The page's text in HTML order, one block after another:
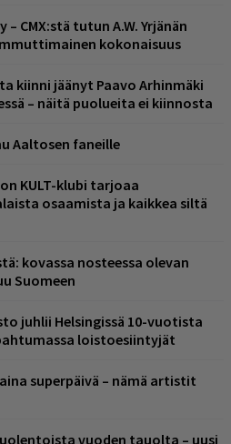
CMX:stä tutun A.W. Yrjänän
kokonaisuus
kiinni jäänyt Paavo Arhinmäki
– näitä puolueita ei kiinnosta
Aaltosen faneille
KULT-klubi tarjoaa
osaamista ja kaikkea siltä
kovassa nosteessa olevan
Suomeen
juhlii Helsingissä 10-vuotista
loistoesiintyjät
superpäivä – nämä artistit
vuoden tauolta – uusi